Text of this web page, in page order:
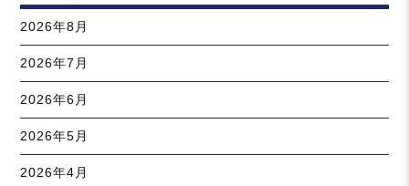
2026年8月
2026年7月
2026年6月
2026年5月
2026年4月